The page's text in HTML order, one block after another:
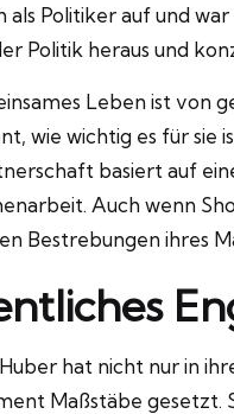
als Politiker auf und
Politik heraus und
Leben ist von
wie wichtig es für sie
basiert auf
Auch wenn
Bestrebungen ihres
hat nicht nur in
Maßstäbe gesetzt.